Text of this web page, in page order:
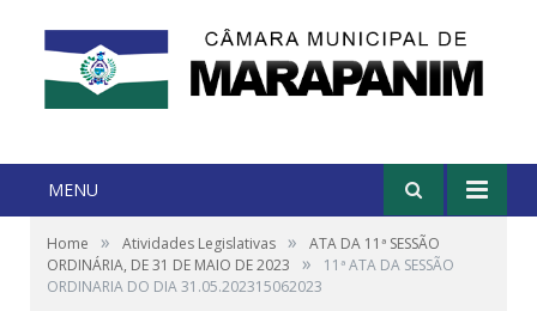
MENU
Home » Atividades Legislativas »
ATA DA 11ª SESSÃO
ORDINÁRIA, DE 31 DE MAIO DE 2023
»
11ª ATA DA SESSÃO
ORDINARIA DO DIA 31.05.202315062023